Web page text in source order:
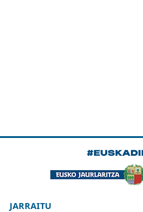
JARRAITU